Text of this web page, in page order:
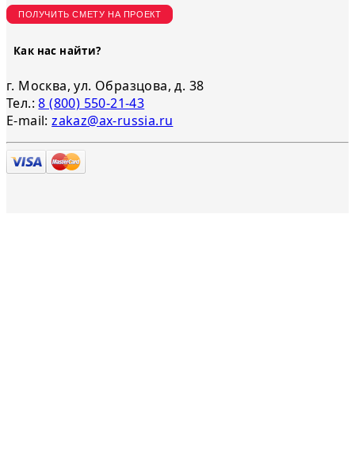
ПОЛУЧИТЬ СМЕТУ НА ПРОЕКТ
Как нас найти?
г. Москва, ул. Образцова, д. 38
Тел.:8 (800) 550-21-43
E-mail:zakaz@ax-russia.ru